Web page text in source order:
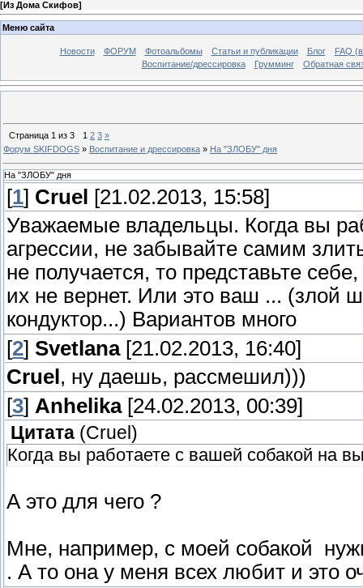
[Из Дома Скифов]
Меню сайта
Новости ФОРУМ Фотоальбомы Статьи и публикации Блог
FAQ
Воспитание/дрессировка
Грумминг Обратная
Страница 1 из 3 1 2 3 »
Форум SKIFDOGS » Воспитание и дрессировка » На "ЗЛОБУ" дня
На "ЗЛОБУ" дня
[1] Cruel [21.02.2013, 15:58]
Уважаемые владельцы. Когда вы
агрессии, не забывайте самим
не получается, то представьте
их не вернет. Или это ваш ... (злой
кондуктор...) Вариантов много
[2] Svetlana[21.02.2013, 16:40]
Cruel, ну даешь, рассмешил)))
[3] Anhelika[24.02.2013, 00:39]
Цитата (Cruel )
Когда вы работаете с вашей собакой на
А это для чего ?
Мне, например, с моей собакой
. А то она у меня всех любит и это